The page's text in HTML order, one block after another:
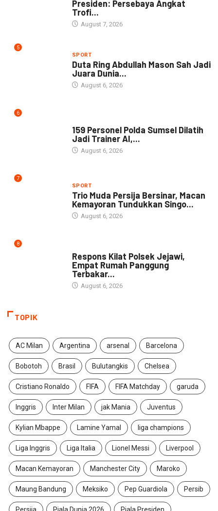
Presiden: Persebaya Angkat
Trofi...
August 7, 2026
5
SPORT
Duta Ring Abdullah Mason Sah Jadi
Juara Dunia...
August 6, 2026
6
159 Personel Polda Sumsel Dilatih
Jadi Trainer AI,...
August 6, 2026
7
SPORT
Trio Muda Persija Bersinar, Macan
Kemayoran Tundukkan Singo...
August 6, 2026
8
Respons Kilat Polsek Jejawi,
Empat Rumah Panggung
Terbakar...
August 6, 2026
TOPIK
AC Milan Argentina arsenal Barcelona
Bobotoh Brasil Bulutangkis Chelsea
Cristiano Ronaldo FIFA FIFA Matchday garuda
Inggris Inter Milan jak Mania Juventus
Kylian Mbappe Lamine Yamal liga champions
Liga Inggris Liga Italia Lionel Messi Liverpool
Macan Kemayoran Manchester City Maroko
Maung Bandung Meksiko Pep Guardiola Persib
Persija Piala Dunia 2026 Piala Presiden